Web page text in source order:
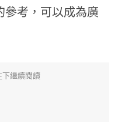
參考，可以成為廣
繼續閱讀